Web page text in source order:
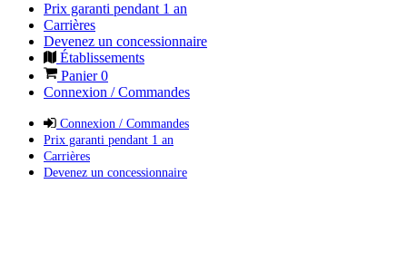
Prix garanti pendant 1 an
Carrières
Devenez un concessionnaire
Établissements
Panier0
Connexion / Commandes
Connexion / Commandes
Prix garanti pendant 1 an
Carrières
Devenez un concessionnaire